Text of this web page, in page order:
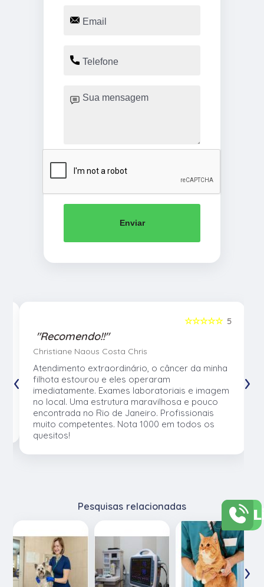
Enviar
5
☆☆☆☆☆
"Recomendo!!"
Christiane Naous Costa Chris
Atendimento extraordinário, o câncer da minha
filhota estourou e eles operaram
imediatamente. Exames laboratoriais e imagem
no local. Uma estrutura maravilhosa e pouco
encontrada no Rio de Janeiro. Profissionais
muito competentes. Nota 1000 em todos os
quesitos!
‹ ›
Pesquisas relacionadas
‹ ›